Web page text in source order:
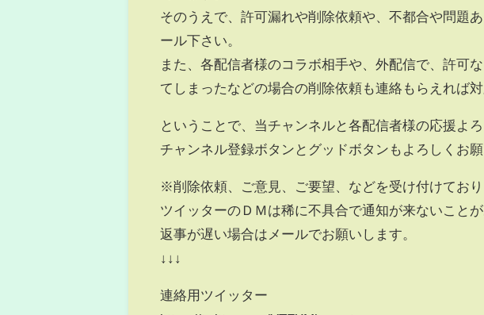
そのうえで、許可漏れや削除依頼や、不都合や問題
ール下さい。
また、各配信者様のコラボ相手や、外配信で、許可
てしまったなどの場合の削除依頼も連絡もらえれば対
ということで、当チャンネルと各配信者様の応援よ
チャンネル登録ボタンとグッドボタンもよろしくお
※削除依頼、ご意見、ご要望、などを受け付けており
ツイッターのＤＭは稀に不具合で通知が来ないこと
返事が遅い場合はメールでお願いします。
↓↓↓
連絡用ツイッター